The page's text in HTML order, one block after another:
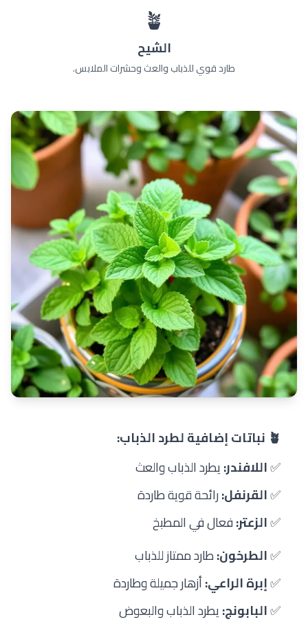
🪴
الشيح
طارد قوي للذباب والعث وحشرات الملابس.
🪴 نباتات إضافية لطرد الذباب:
✅اللافندر:يطرد الذباب والعث
✅القرنفل:رائحة قوية طاردة
✅الزعتر:فعال في المطبخ
✅الطرخون:طارد ممتاز للذباب
✅إبرة الراعي:أزهار جميلة وطاردة
✅البابونج:يطرد الذباب والبعوض